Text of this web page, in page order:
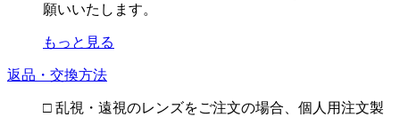
願いいたします。
もっと見る
返品・交換方法
□ 乱視・遠視のレンズをご注文の場合、個人用注文製